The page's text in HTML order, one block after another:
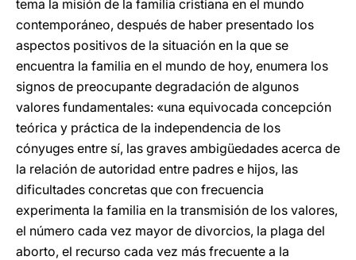
tema la misión de la familia cristiana en el mundo
contemporáneo, después de haber presentado los
aspectos positivos de la situación en la que se
encuentra la familia en el mundo de hoy, enumera los
signos de preocupante degradación de algunos
valores fundamentales: «una equivocada concepción
teórica y práctica de la independencia de los
cónyuges entre sí, las graves ambigüedades acerca de
la relación de autoridad entre padres e hijos, las
dificultades concretas que con frecuencia
experimenta la familia en la transmisión de los valores,
el número cada vez mayor de divorcios, la plaga del
aborto, el recurso cada vez más frecuente a la